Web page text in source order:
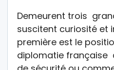
Demeurent trois
suscitent curiosité et
première est le
diplomatie française